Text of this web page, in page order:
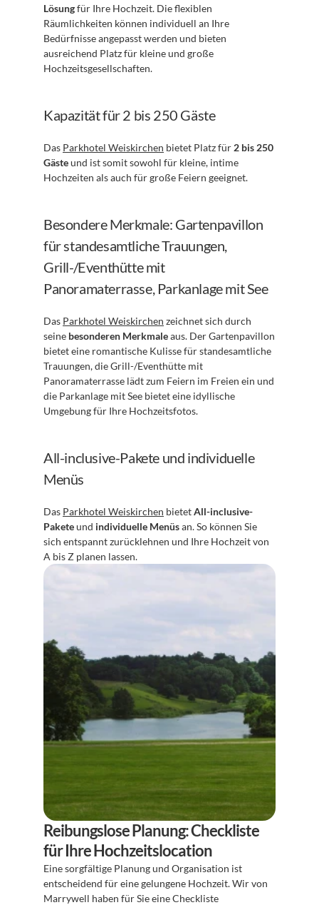
Lösung für Ihre Hochzeit. Die flexiblen
Räumlichkeiten können individuell an Ihre
Bedürfnisse angepasst werden und bieten
ausreichend Platz für kleine und große
Hochzeitsgesellschaften.
Kapazität für 2 bis 250 Gäste
Das Parkhotel Weiskirchen bietet Platz für 2 bis 250
Gäste und ist somit sowohl für kleine, intime
Hochzeiten als auch für große Feiern geeignet.
Besondere Merkmale: Gartenpavillon
für standesamtliche Trauungen,
Grill-/Eventhütte mit
Panoramaterrasse, Parkanlage mit See
Das Parkhotel Weiskirchen zeichnet sich durch
seine besonderen Merkmale aus. Der Gartenpavillon
bietet eine romantische Kulisse für standesamtliche
Trauungen, die Grill-/Eventhütte mit
Panoramaterrasse lädt zum Feiern im Freien ein und
die Parkanlage mit See bietet eine idyllische
Umgebung für Ihre Hochzeitsfotos.
All-inclusive-Pakete und individuelle
Menüs
Das Parkhotel Weiskirchen bietet All-inclusive-
Pakete und individuelle Menüs an. So können Sie
sich entspannt zurücklehnen und Ihre Hochzeit von
A bis Z planen lassen.
Reibungslose Planung: Checkliste
für Ihre Hochzeitslocation
Eine sorgfältige Planung und Organisation ist
entscheidend für eine gelungene Hochzeit. Wir von
Marrywell haben für Sie eine Checkliste